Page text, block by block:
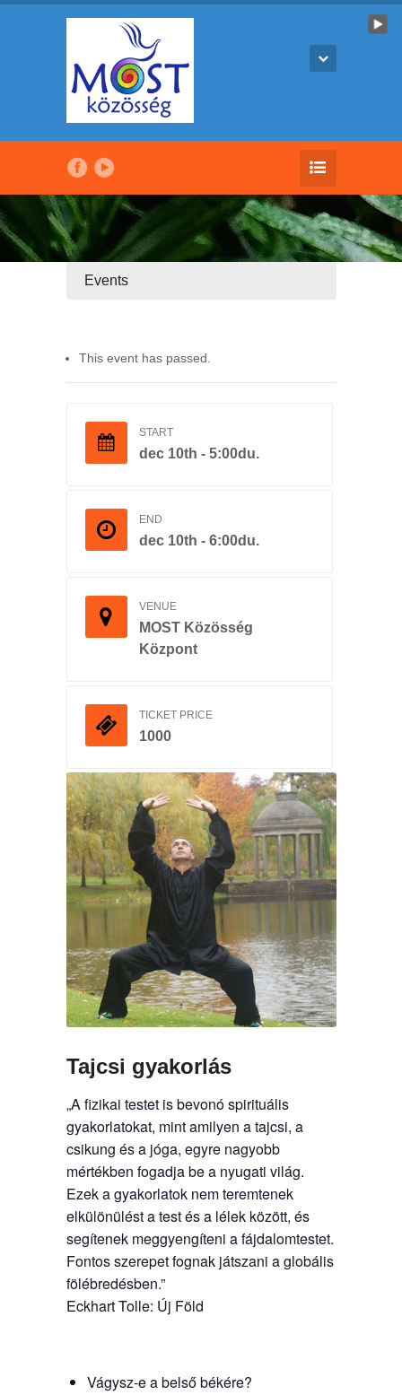
Events
This event has passed.
START
dec 10th - 5:00du.
END
dec 10th - 6:00du.
VENUE
MOST Közösség
Központ
TICKET PRICE
1000
Tajcsi gyakorlás
„A fizikai testet is bevonó spirituális
gyakorlatokat, mint amilyen a tajcsi, a
csikung és a jóga, egyre nagyobb
mértékben fogadja be a nyugati világ.
Ezek a gyakorlatok nem teremtenek
elkülönülést a test és a lélek között, és
segítenek meggyengíteni a fájdalomtestet.
Fontos szerepet fognak játszani a globális
fölébredésben.”
Eckhart Tolle: Új Föld
Vágysz-e a belső békére?